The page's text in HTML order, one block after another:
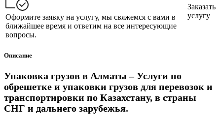
Оформите заявку на услугу, мы свяжемся с вами в
ближайшее время и ответим на все интересующие
вопросы.
Заказать
услугу
Описание
Упаковка грузов в Алматы – Услуги по
обрешетке и упаковки грузов для перевозок и
транспортировки по Казахстану, в страны
СНГ и дальнего зарубежья.